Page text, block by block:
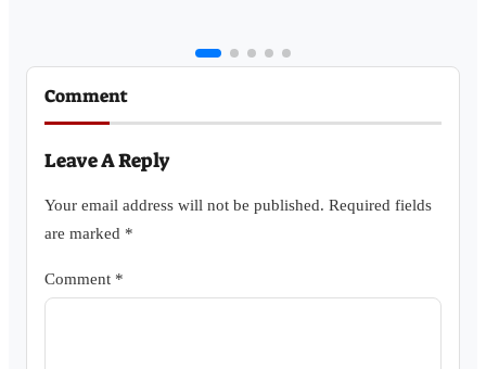
Comment
Leave A Reply
Your email address will not be published. Required fields
are marked *
Comment *